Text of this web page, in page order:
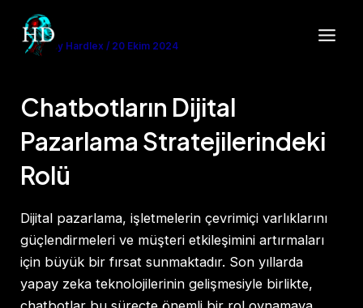
İçeriğe
Yazan By Hardlex/ 20 Ekim 2024
Chatbotların Dijital
Pazarlama Stratejilerindeki
Rolü
Dijital pazarlama, işletmelerin çevrimiçi varlıklarını
güçlendirmeleri ve müşteri etkileşimini artırmaları
için büyük bir fırsat sunmaktadır. Son yıllarda
yapay zeka teknolojilerinin gelişmesiyle birlikte,
dolaşımı